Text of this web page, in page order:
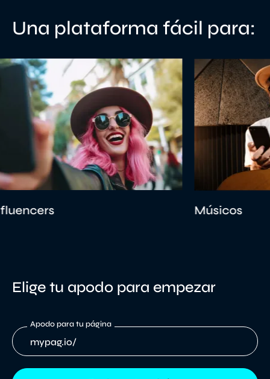
Una plataforma fácil para:
Músicos
Elige tu apodo para empezar
Apodo para tu página
mypag.io/